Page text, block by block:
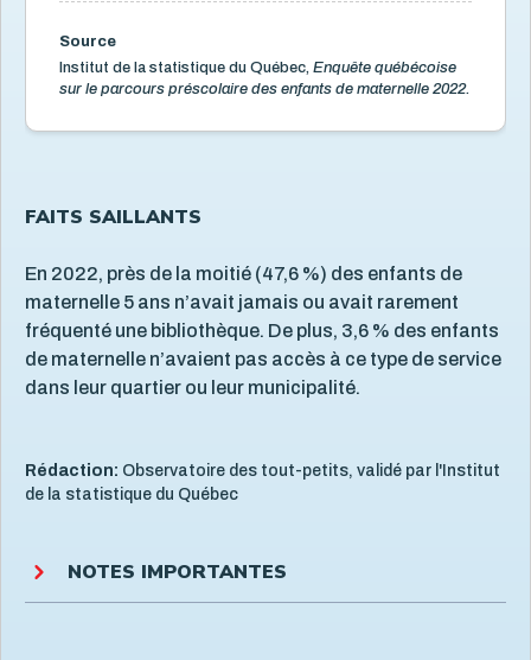
Violence et maltraitance
Source
Institut de la statistique du Québec, Enquête québécoise
sur le parcours préscolaire des enfants de maternelle 2022.
FAITS SAILLANTS
En 2022, près de la moitié (47,6 %) des enfants de
maternelle 5 ans n’avait jamais ou avait rarement
fréquenté une bibliothèque. De plus, 3,6 % des enfants
de maternelle n’avaient pas accès à ce type de service
dans leur quartier ou leur municipalité.
Rédaction: Observatoire des tout-petits, validé par l'Institut
de la statistique du Québec
NOTES IMPORTANTES